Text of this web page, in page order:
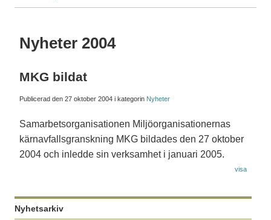
Nyheter 2004
MKG bildat
Publicerad den 27 oktober 2004 i kategorin Nyheter
Samarbetsorganisationen Miljöorganisationernas
kärnavfallsgranskning MKG bildades den 27 oktober
2004 och inledde sin verksamhet i januari 2005.
visa
Nyhetsarkiv